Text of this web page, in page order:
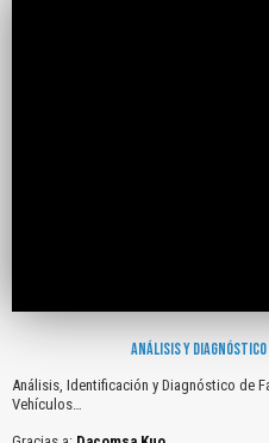
ANÁLISIS Y
Análisis, Identificación y Diagnóstico de
Vehículos…